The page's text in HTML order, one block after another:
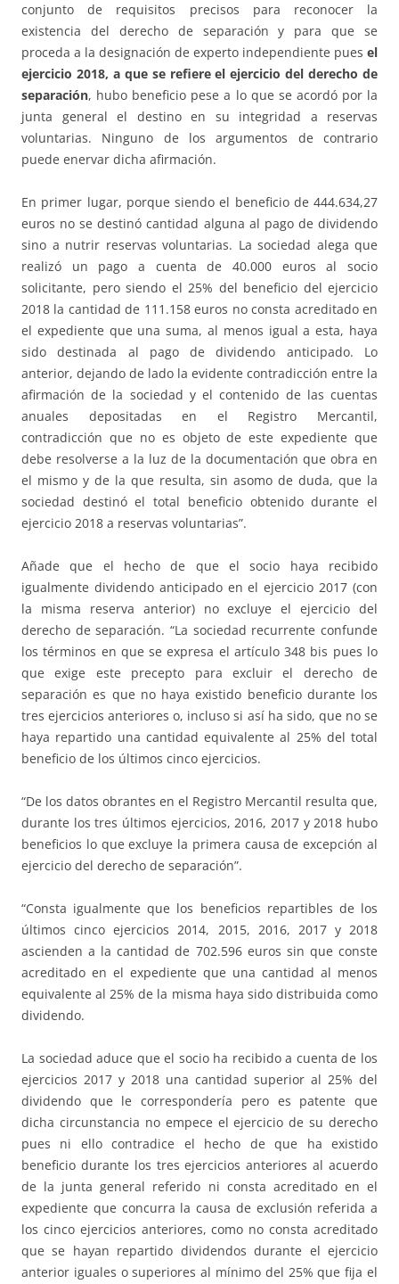
conjunto de requisitos precisos para reconocer la
existencia del derecho de separación y para que se
proceda a la designación de experto independiente pues el
ejercicio 2018, a que se refiere el ejercicio del derecho de
separación, hubo beneficio pese a lo que se acordó por la
junta general el destino en su integridad a reservas
voluntarias. Ninguno de los argumentos de contrario
puede enervar dicha afirmación.
En primer lugar, porque siendo el beneficio de 444.634,27
euros no se destinó cantidad alguna al pago de dividendo
sino a nutrir reservas voluntarias. La sociedad alega que
realizó un pago a cuenta de 40.000 euros al socio
solicitante, pero siendo el 25% del beneficio del ejercicio
2018 la cantidad de 111.158 euros no consta acreditado en
el expediente que una suma, al menos igual a esta, haya
sido destinada al pago de dividendo anticipado. Lo
anterior, dejando de lado la evidente contradicción entre la
afirmación de la sociedad y el contenido de las cuentas
anuales depositadas en el Registro Mercantil,
contradicción que no es objeto de este expediente que
debe resolverse a la luz de la documentación que obra en
el mismo y de la que resulta, sin asomo de duda, que la
sociedad destinó el total beneficio obtenido durante el
ejercicio 2018 a reservas voluntarias”.
Añade que el hecho de que el socio haya recibido
igualmente dividendo anticipado en el ejercicio 2017 (con
la misma reserva anterior) no excluye el ejercicio del
derecho de separación. “La sociedad recurrente confunde
los términos en que se expresa el artículo 348 bis pues lo
que exige este precepto para excluir el derecho de
separación es que no haya existido beneficio durante los
tres ejercicios anteriores o, incluso si así ha sido, que no se
haya repartido una cantidad equivalente al 25% del total
beneficio de los últimos cinco ejercicios.
“De los datos obrantes en el Registro Mercantil resulta que,
durante los tres últimos ejercicios, 2016, 2017 y 2018 hubo
beneficios lo que excluye la primera causa de excepción al
ejercicio del derecho de separación”.
“Consta igualmente que los beneficios repartibles de los
últimos cinco ejercicios 2014, 2015, 2016, 2017 y 2018
ascienden a la cantidad de 702.596 euros sin que conste
acreditado en el expediente que una cantidad al menos
equivalente al 25% de la misma haya sido distribuida como
dividendo.
La sociedad aduce que el socio ha recibido a cuenta de los
ejercicios 2017 y 2018 una cantidad superior al 25% del
dividendo que le correspondería pero es patente que
dicha circunstancia no empece el ejercicio de su derecho
pues ni ello contradice el hecho de que ha existido
beneficio durante los tres ejercicios anteriores al acuerdo
de la junta general referido ni consta acreditado en el
expediente que concurra la causa de exclusión referida a
los cinco ejercicios anteriores, como no consta acreditado
que se hayan repartido dividendos durante el ejercicio
anterior iguales o superiores al mínimo del 25% que fija el